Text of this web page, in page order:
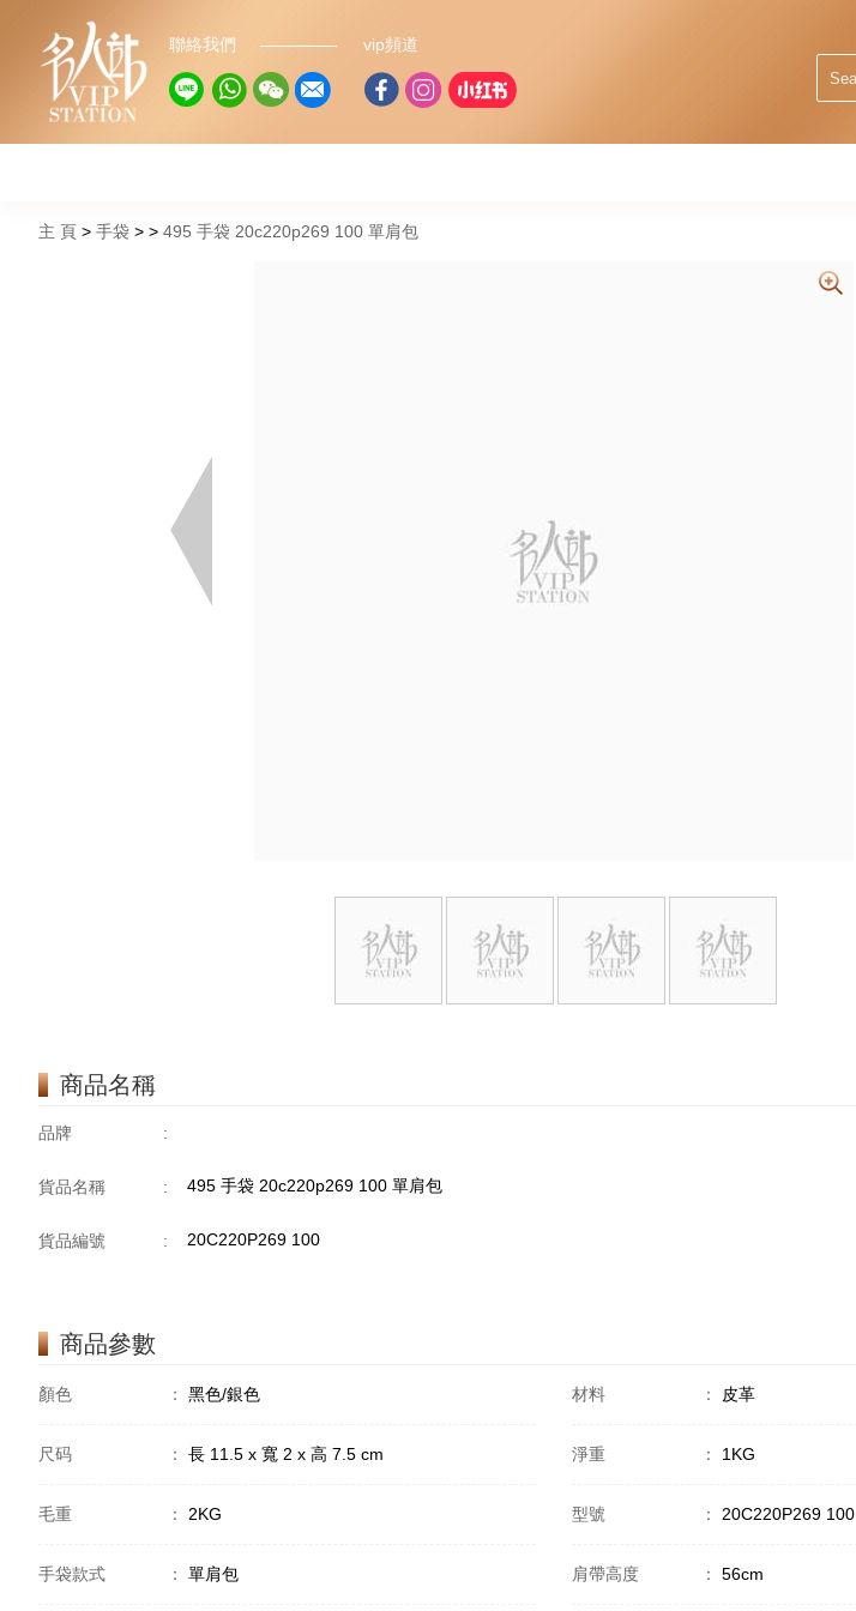
聯絡我們 vip頻道
主 頁 手袋 495 手袋 20c220p269 100 單肩包
商品名稱
品牌 :
貨品名稱 : 495 手袋 20c220p269 100 單肩包
貨品編號 : 20C220P269 100
商品參數
顏色 ： 黑色/銀色 材料 ： 皮革
尺码 ： 長 11.5 x 寬 2 x 高 7.5 cm 淨重 ： 1KG
毛重 ： 2KG 型號 ： 20C220P269 100
手袋款式 ： 單肩包 肩帶高度 ： 56cm